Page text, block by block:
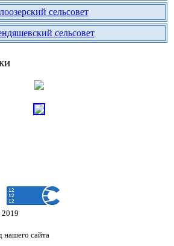
сельсовет
сельсовет
2019
нашего сайта